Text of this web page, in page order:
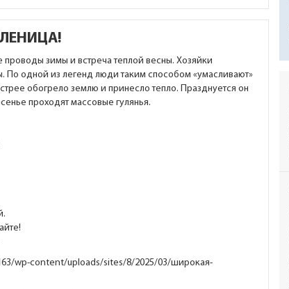
зимы и встреча теплой весны. Хозяйки
По одной из легенд люди таким способом «умасливают»
обогрело землю и принесло тепло. Празднуется он
проходят массовые гулянья.
wp-content/uploads/sites/8/2025/03/широкая-